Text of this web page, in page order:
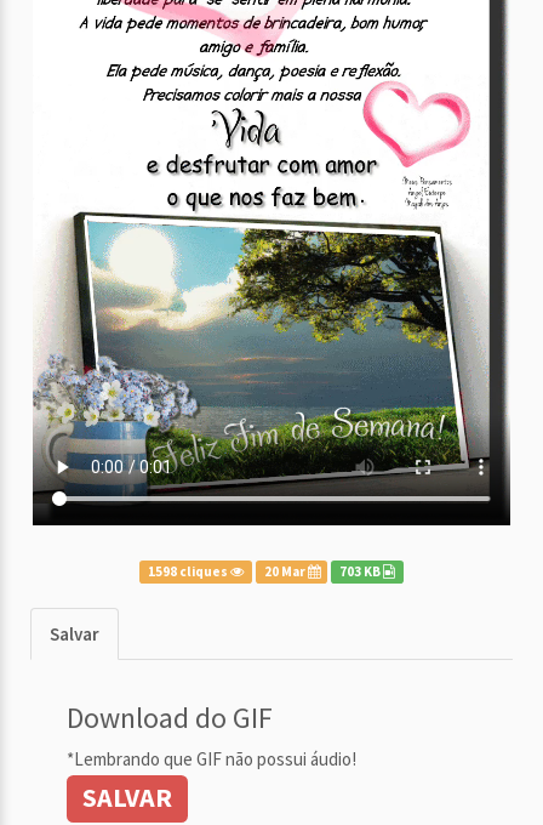
1598 cliques 20 Mar 703 KB
Salvar
Download do GIF
*Lembrando que GIF não possui áudio!
SALVAR